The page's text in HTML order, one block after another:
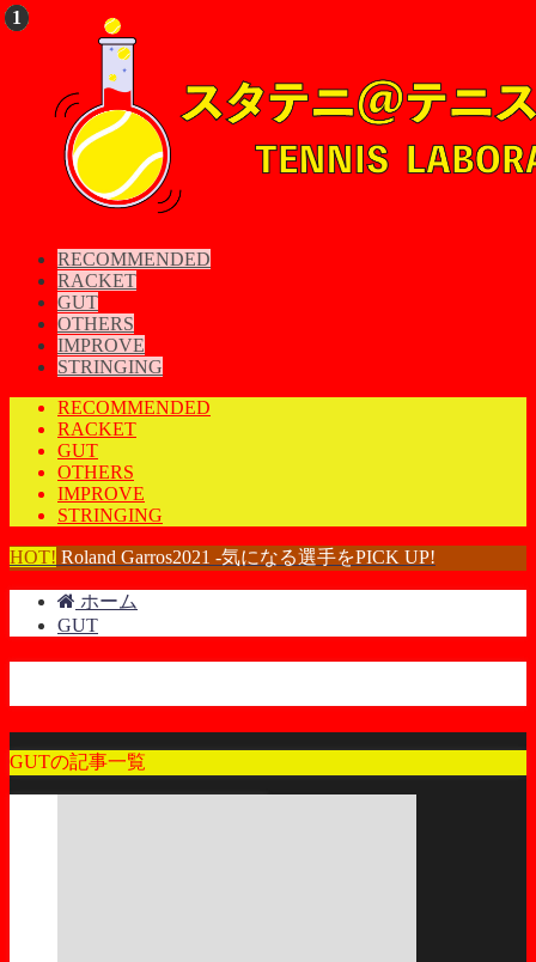
RECOMMENDED
RACKET
GUT
OTHERS
IMPROVE
STRINGING
RECOMMENDED
RACKET
GUT
OTHERS
IMPROVE
STRINGING
HOT! Roland Garros2021 -気になる選手をPICK UP!
ホーム
GUT
GUTの記事一覧